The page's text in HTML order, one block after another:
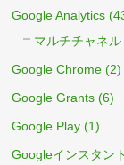
Google Analytics
マルチチャネル
Google Chrome (2)
Google Grants (6)
Google Play (1)
Googleインスタン